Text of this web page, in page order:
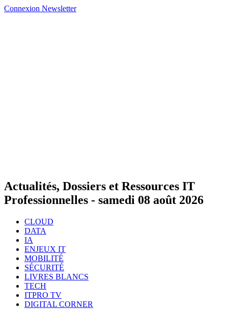
Connexion Newsletter
Actualités, Dossiers et Ressources IT
Professionnelles - samedi 08 août 2026
CLOUD
DATA
IA
ENJEUX IT
MOBILITÉ
SÉCURITÉ
LIVRES BLANCS
TECH
ITPRO TV
DIGITAL CORNER